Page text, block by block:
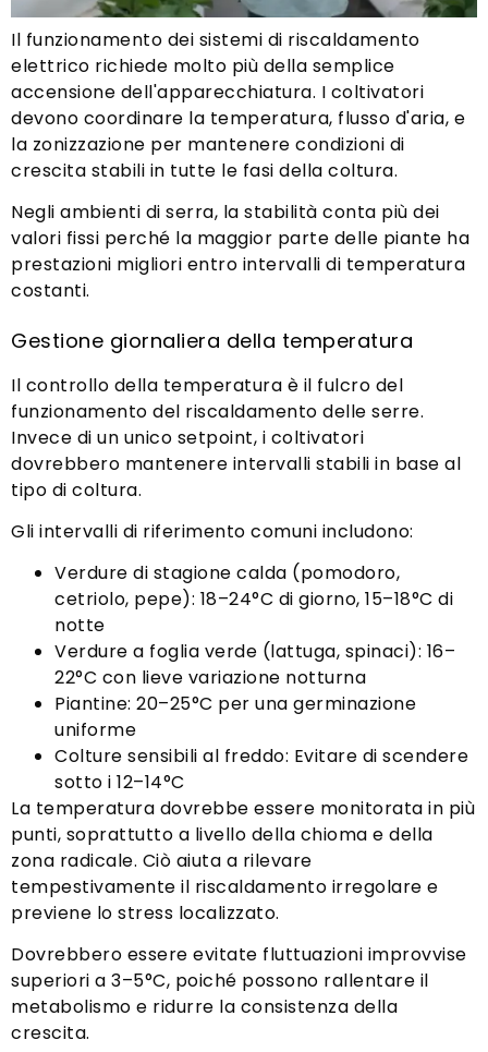
Il funzionamento dei sistemi di riscaldamento
elettrico richiede molto più della semplice
accensione dell'apparecchiatura. I coltivatori
devono coordinare la temperatura, flusso d'aria, e
la zonizzazione per mantenere condizioni di
crescita stabili in tutte le fasi della coltura.
Negli ambienti di serra, la stabilità conta più dei
valori fissi perché la maggior parte delle piante ha
prestazioni migliori entro intervalli di temperatura
costanti.
Gestione giornaliera della temperatura
Il controllo della temperatura è il fulcro del
funzionamento del riscaldamento delle serre.
Invece di un unico setpoint, i coltivatori
dovrebbero mantenere intervalli stabili in base al
tipo di coltura.
Gli intervalli di riferimento comuni includono:
Verdure di stagione calda (pomodoro,
cetriolo, pepe): 18–24°C di giorno, 15–18°C di
notte
Verdure a foglia verde (lattuga, spinaci): 16–
22°C con lieve variazione notturna
Piantine: 20–25°C per una germinazione
uniforme
Colture sensibili al freddo: Evitare di scendere
sotto i 12–14°C
La temperatura dovrebbe essere monitorata in più
punti, soprattutto a livello della chioma e della
zona radicale. Ciò aiuta a rilevare
tempestivamente il riscaldamento irregolare e
previene lo stress localizzato.
Dovrebbero essere evitate fluttuazioni improvvise
superiori a 3–5°C, poiché possono rallentare il
metabolismo e ridurre la consistenza della
crescita.